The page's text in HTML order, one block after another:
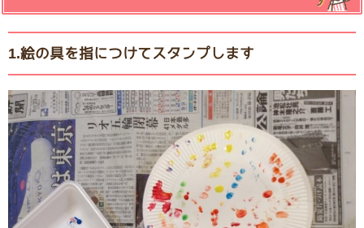
1.絵の具を指につけてスタンプします